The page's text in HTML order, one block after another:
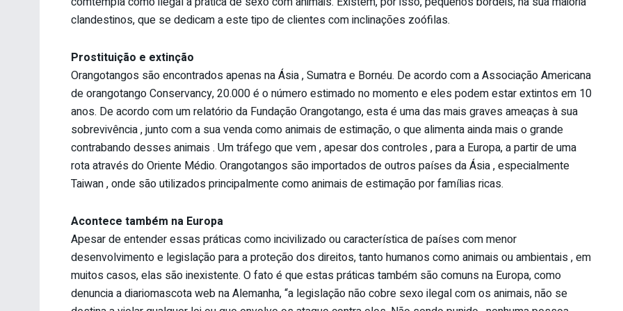
clandestinos, que se dedicam a este tipo de clientes com inclinações zoófilas.
Prostituição e extinção
Orangotangos são encontrados apenas na Ásia , Sumatra e Bornéu. De acordo com a Associação Americana
de orangotango Conservancy, 20.000 é o número estimado no momento e eles podem estar extintos em 10
anos. De acordo com um relatório da Fundação Orangotango, esta é uma das mais graves ameaças à sua
sobrevivência , junto com a sua venda como animais de estimação, o que alimenta ainda mais o grande
contrabando desses animais . Um tráfego que vem , apesar dos controles , para a Europa, a partir de uma
rota através do Oriente Médio. Orangotangos são importados de outros países da Ásia , especialmente
Taiwan , onde são utilizados principalmente como animais de estimação por famílias ricas.
Acontece também na Europa
Apesar de entender essas práticas como incivilizado ou característica de países com menor
desenvolvimento e legislação para a proteção dos direitos, tanto humanos como animais ou ambientais , em
muitos casos, elas são inexistente. O fato é que estas práticas também são comuns na Europa, como
denuncia a diariomascota web na Alemanha, “a legislação não cobre sexo ilegal com os animais, não se